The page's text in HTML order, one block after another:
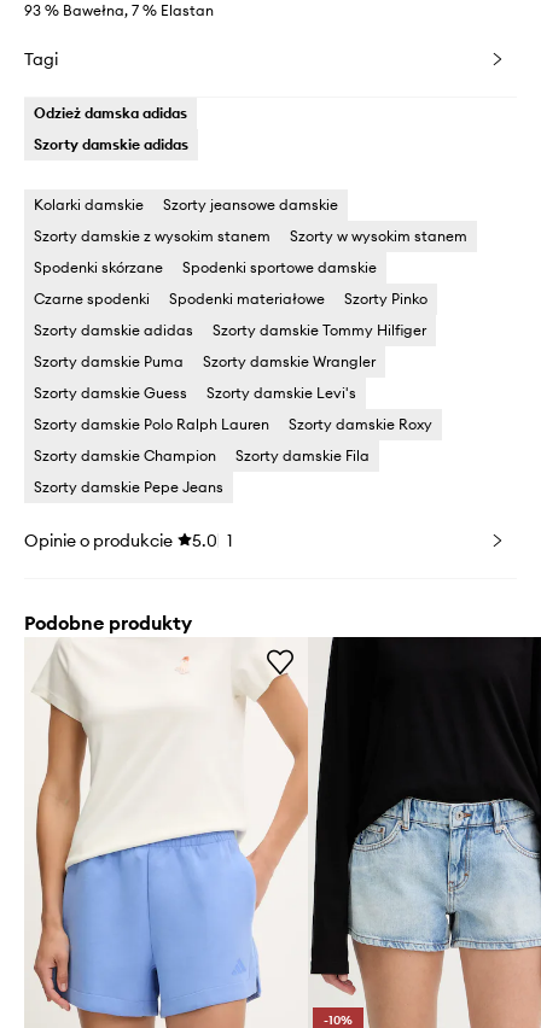
93 % Bawełna, 7 % Elastan
Tagi
Odzież damska adidas
Szorty damskie adidas
Kolarki damskie
Szorty jeansowe damskie
Szorty damskie z wysokim stanem
Szorty w wysokim stanem
Spodenki skórzane
Spodenki sportowe damskie
Czarne spodenki
Spodenki materiałowe
Szorty Pinko
Szorty damskie adidas
Szorty damskie Tommy Hilfiger
Szorty damskie Puma
Szorty damskie Wrangler
Szorty damskie Guess
Szorty damskie Levi's
Szorty damskie Polo Ralph Lauren
Szorty damskie Roxy
Szorty damskie Champion
Szorty damskie Fila
Szorty damskie Pepe Jeans
Opinie o produkcie 5.0 1
Podobne produkty
-10%